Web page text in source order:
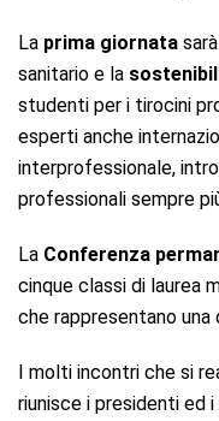
La prima giornata
sanitario e la
studenti per i tirocini
esperti anche
interprofessionale,
professionali sempre
La Conferenza
cinque classi di laurea
che rappresentano
I molti incontri che si
riunisce i presidenti ed